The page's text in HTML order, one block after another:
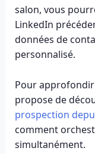
salon, vous
LinkedIn
données de
personnalisé.
Pour
propose de
prospection
comment
simultanément.